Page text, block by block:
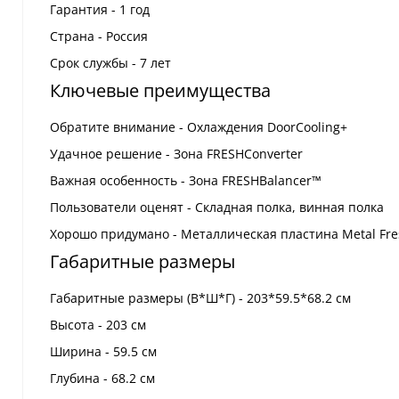
Гарантия - 1 год
Страна - Россия
Срок службы - 7 лет
Ключевые преимущества
Обратите внимание - Охлаждения DoorCooling+
Удачное решение - Зона FRESHConverter
Важная особенность - Зона FRESHBalancer™
Пользователи оценят - Складная полка, винная полка
Хорошо придумано - Металлическая пластина Metal
Габаритные размеры
Габаритные размеры (В*Ш*Г) - 203*59.5*68.2 см
Высота - 203 см
Ширина - 59.5 см
Глубина - 68.2 см